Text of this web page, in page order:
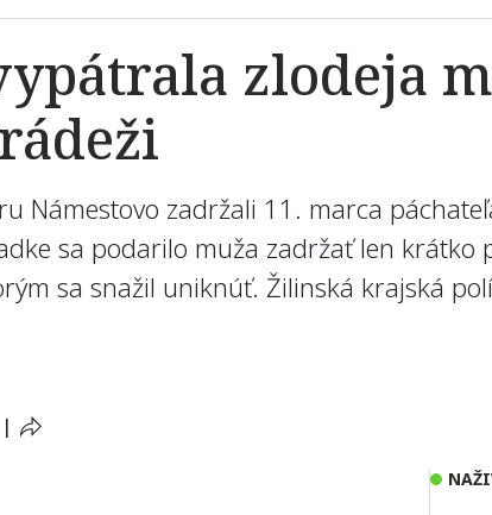
zlodeja
Námestovo zadržali 11. marca
sa podarilo muža zadržať len krátko
sa snažil uniknúť. Žilinská krajská
|